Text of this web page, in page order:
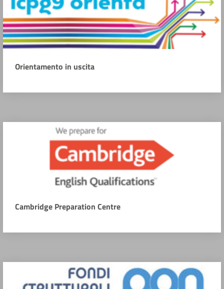
Orientamento in uscita
Cambridge Preparation Centre